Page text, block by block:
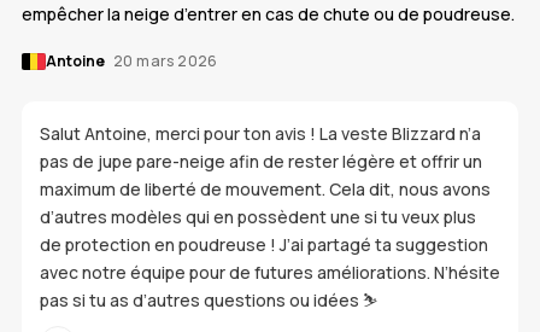
empêcher la neige d’entrer en cas de chute ou de poudreuse.
Antoine 20 mars 2026
Salut Antoine, merci pour ton avis ! La veste Blizzard n’a
pas de jupe pare-neige afin de rester légère et offrir un
maximum de liberté de mouvement. Cela dit, nous avons
d’autres modèles qui en possèdent une si tu veux plus
de protection en poudreuse ! J’ai partagé ta suggestion
avec notre équipe pour de futures améliorations. N’hésite
pas si tu as d’autres questions ou idées ⛷️